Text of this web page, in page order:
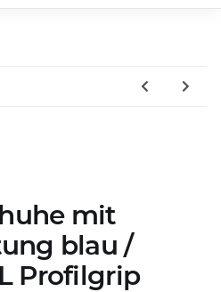
mit
blau /
Profilgrip